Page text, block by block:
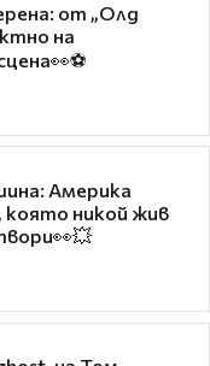
от „Олд
на
Америка
която никой жив